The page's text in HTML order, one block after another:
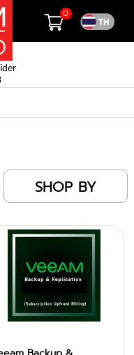
0
SHOP BY